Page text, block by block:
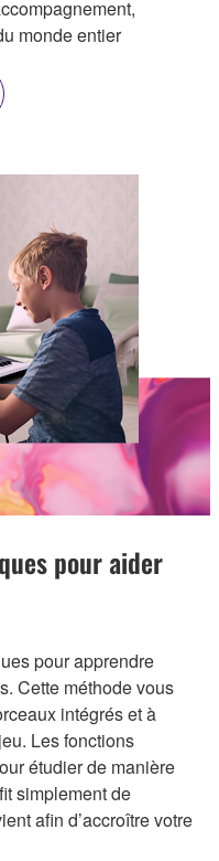
monde entier
pour aider
pour apprendre
Cette méthode vous
intégrés et à
Les fonctions
étudier de manière
simplement de
afin d’accroître votre